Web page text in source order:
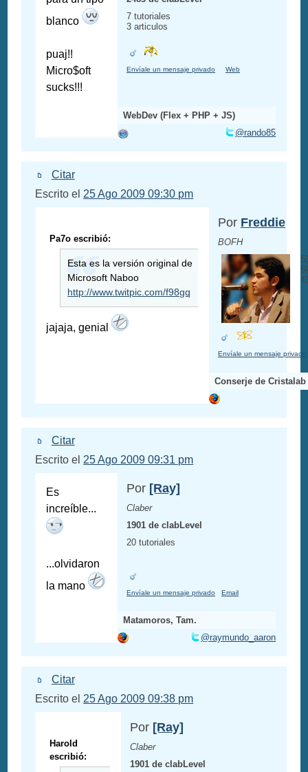
blanco
puaj!!
Micro$oft
sucks!!!
7 tutoriales
3 articulos
Envíale un mensaje privado Web
WebDev (Flex + PHP + JS)
@rando85
Citar
Escrito el 25 Ago 2009 09:30 pm
Pa7o escribió:
Esta es la versión original de
Microsoft Naboo
http://www.twitpic.com/f98gq
jajaja, genial
Por Freddie
BOFH
Envíale un mensaje privado
Conserje de Cristalab
Citar
Escrito el 25 Ago 2009 09:31 pm
Es
increíble...
...olvidaron
la mano
Por [Ray]
Claber
1901 de clabLevel
20 tutoriales
Envíale un mensaje privado Email
Matamoros, Tam.
@raymundo_aaron
Citar
Escrito el 25 Ago 2009 09:38 pm
Harold
escribió:
Por [Ray]
Claber
1901 de clabLevel